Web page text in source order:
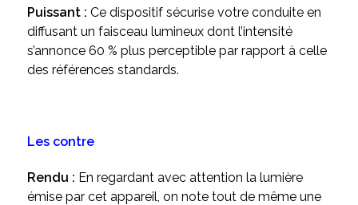
Puissant : Ce dispositif sécurise votre conduite en
diffusant un faisceau lumineux dont l’intensité
s’annonce 60 % plus perceptible par rapport à celle
des références standards.
Les contre
Rendu : En regardant avec attention la lumière
émise par cet appareil, on note tout de même une